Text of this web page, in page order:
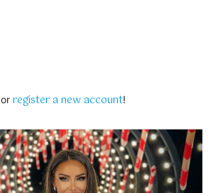
orregister a new account!